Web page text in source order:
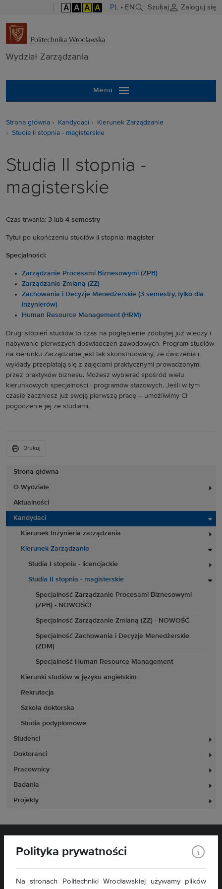
A A A A PL • EN Szukaj Zaloguj się
Wydział
Wydział Zarządzania
Menu
Strona główna
O Wydziale
Aktualności
Kandydaci
Kierunek Inżynieria zarządzania
Kierunek Zarządzanie
Studia I stopnia - licencjackie
Studia II stopnia - magisterskie
Specjalność Zarządzanie Procesami Biznesowymi
(ZPB) - NOWOŚĆ!
Specjalność Zarządzanie Zmianą (ZZ) - NOWOŚĆ
Specjalność Zachowania i Decyzje Menedżerskie
(ZDM)
Specjalność Human Resource Management
Kierunki studiów w języku angielskim
Rekrutacja
Szkoła doktorska
Studia podyplomowe
Studenci
Doktoranci
Pracownicy
Badania
Projekty
Strona główna Kandydaci
Kierunek Zarządzanie
Studia II stopnia - magisterskie
Studia II stopnia -
magisterskie
Czas trwania: 3 lub 4 semestry
Tytuł po ukończeniu studiów II stopnia: magister
Specjalności:
Zarządzanie Procesami Biznesowymi (ZPB)
Zarządzanie Zmianą (ZZ)
Zachowania i Decyzje Menedżerskie (3 semestry, tylko dla
inżynierów)
Human Resource Management (HRM)
Drugi stopień studiów to czas na pogłębienie zdobytej już wiedzy i
nabywanie pierwszych doświadczeń zawodowych. Program studiów
na kierunku Zarządzanie jest tak skonstruowany, że ćwiczenia i
wykłady przeplatają się z zajęciami praktycznymi prowadzonymi
przez praktyków biznesu. Możesz wybierać spośród wielu
kierunkowych specjalności i programów stażowych. Jeśli w tym
czasie zaczniesz już swoją pierwszą pracę – umożliwimy Ci
pogodzenie jej ze studiami.
Drukuj
Polityka prywatności
Na stronach Politechniki Wrocławskiej używamy plików